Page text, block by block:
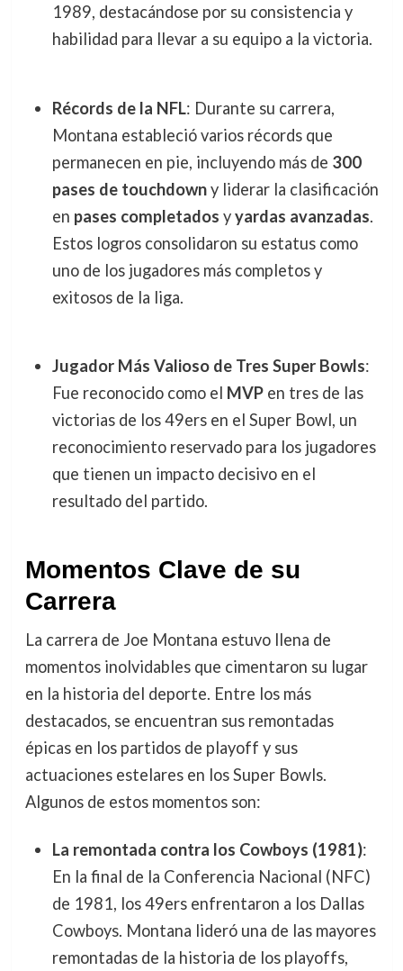
1989, destacándose por su consistencia y
habilidad para llevar a su equipo a la victoria.
Récords de la NFL: Durante su carrera,
Montana estableció varios récords que
permanecen en pie, incluyendo más de 300
pases de touchdowny liderar la clasificación
en pases completados yyardas avanzadas.
Estos logros consolidaron su estatus como
uno de los jugadores más completos y
exitosos de la liga.
Jugador Más Valioso de Tres Super Bowls:
Fue reconocido como el MVPen tres de las
victorias de los 49ers en el Super Bowl, un
reconocimiento reservado para los jugadores
que tienen un impacto decisivo en el
resultado del partido.
Momentos Clave de su
Carrera
La carrera de Joe Montana estuvo llena de
momentos inolvidables que cimentaron su lugar
en la historia del deporte. Entre los más
destacados, se encuentran sus remontadas
épicas en los partidos de playoff y sus
actuaciones estelares en los Super Bowls.
Algunos de estos momentos son:
La remontada contra los Cowboys (1981):
En la final de la Conferencia Nacional (NFC)
de 1981, los 49ers enfrentaron a los Dallas
Cowboys. Montana lideró una de las mayores
remontadas de la historia de los playoffs,